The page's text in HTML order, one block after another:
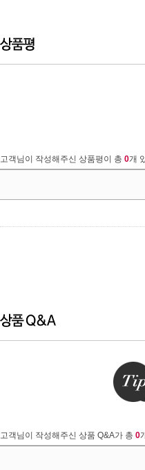
고객님이 작성해주신 상품평이 총 0개
고객님이 작성해주신 상품 Q&A가 총 0